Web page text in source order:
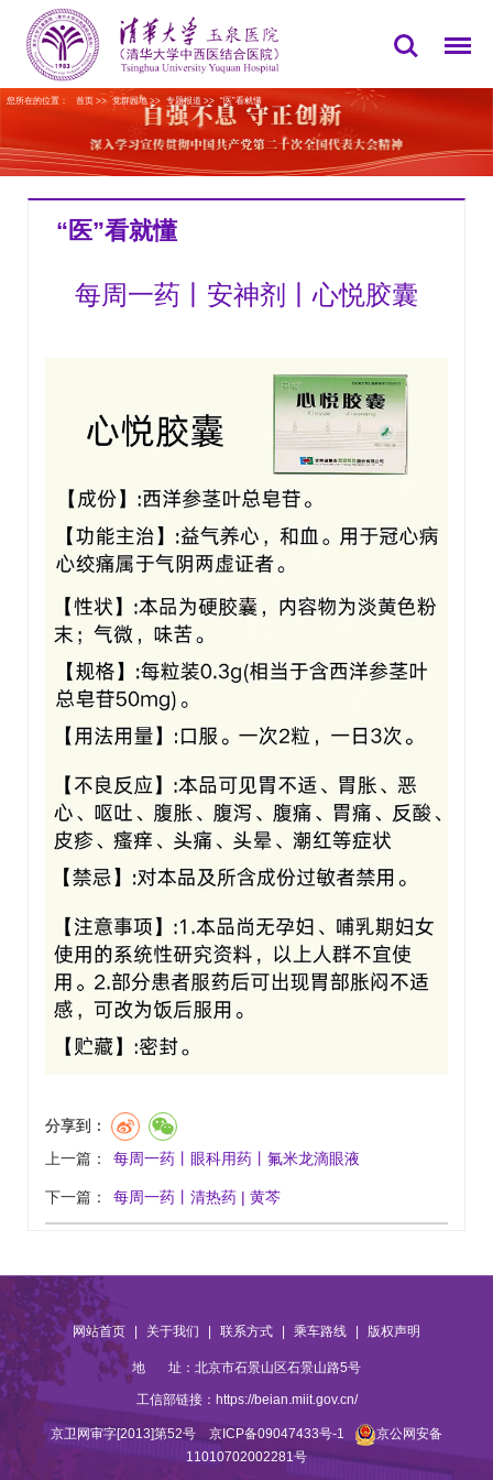
您所在的位置： 首页>> 党群园地>> 专题报道 >> “医”看就懂
“医”看就懂
每周一药丨安神剂丨心悦胶囊
分享到：
上一篇： 每周一药丨眼科用药丨氟米龙滴眼液
下一篇： 每周一药丨清热药 | 黄芩
网站首页 关于我们 联系方式 乘车路线 版权声明
地 址：北京市石景山区石景山路5号
工信部链接： https://beian.miit.gov.cn/
京卫网审字[2013]第52号 京ICP备09047433号-1
京公网安备
11010702002281号